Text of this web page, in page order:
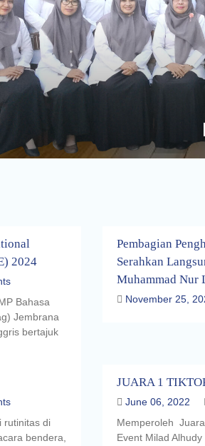
2024
Bahasa
Jembrana
bertajuk
Pembagian
Serahkan
Muhammad Nur
November 25,
rutinitas di
bendera,
JUARA 1
June 06, 2022
Memperoleh
Event Milad